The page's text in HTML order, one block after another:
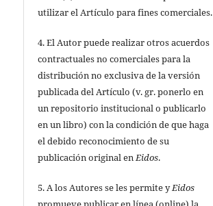
utilizar el Artículo para fines comerciales.
4. El Autor puede realizar otros acuerdos
contractuales no comerciales para la
distribución no exclusiva de la versión
publicada del Artículo (v. gr. ponerlo en
un repositorio institucional o publicarlo
en un libro) con la condición de que haga
el debido reconocimiento de su
publicación original enEidos.
5. A los Autores se les permite yEidos